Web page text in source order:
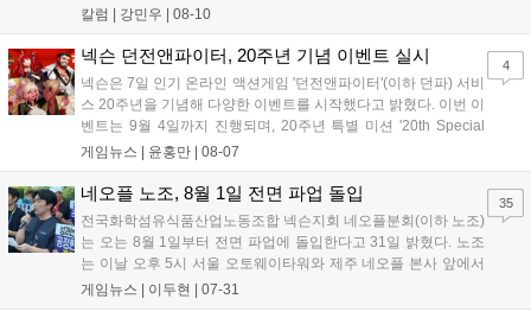
랑이다. 20주년은 던파라는 IP 자체에도 축복할 위업이지만, 그간
"살아남았다면 강하다는 것"...
칼럼 | 강민우 08-10
넥슨 던전앤파이터, 20주년 기념 이벤트 실시
넥슨은 7일 인기 온라인 액션게임 '던전앤파이터'(이하 던파) 서비
스 20주년을 기념해 다양한 이벤트를 시작했다고 밝혔다. 이번 이
벤트는 9월 4일까지 진행되며, 20주년 특별 미션 '20th Special
Mission'을 통해 풍성한 보상을 제공한다. 유저가 '던파'의 20번째
수 있...
게임뉴스 | 윤홍만 08-07
4
네오플 노조, 8월 1일 전면 파업 돌입
전국화학섬유식품산업노동조합 넥슨지회 네오플분회(이하 노조)
는 오는 8월 1일부터 전면 파업에 돌입한다고 31일 밝혔다. 노조
는 이날 오후 5시 서울 오토웨이타워와 제주 네오플 본사 앞에서
동시 집회를 열고 파업 계획을 공식화할 예정이다. 노조 측은 불
게임뉴스 | 이두현 07-31
35